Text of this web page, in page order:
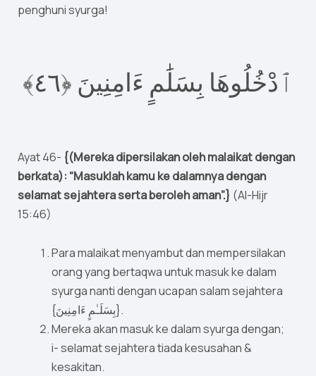
penghuni syurga!
ٱدْخُلُوهَا بِسَلَٰمٍ ءَامِنِينَ ‎﴿٦٤﴾
Ayat 46- {(Mereka dipersilakan oleh malaikat dengan
berkata): “Masuklah kamu ke dalamnya dengan
selamat sejahtera serta beroleh aman”.} (Al-Hijr
15:46)
Para malaikat menyambut dan mempersilakan
orang yang bertaqwa untuk masuk ke dalam
syurga nanti dengan ucapan salam sejahtera
{بِسَلَـٰمٍ ءَامِنِينَ}.
Mereka akan masuk ke dalam syurga dengan;
i- selamat sejahtera tiada kesusahan &
kesakitan.